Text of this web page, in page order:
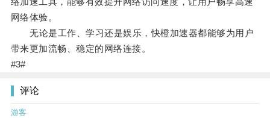
网络体验。
无论是工作、学习还是娱乐，快橙加速器都能够为用户
带来更加流畅、稳定的网络连接。
#3#
评论
游客